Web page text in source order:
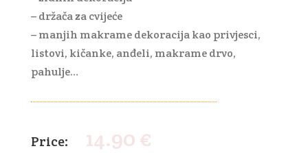
– držača za cvijeće
– manjih makrame dekoracija kao privjesci,
listovi, kičanke, anđeli, makrame drvo,
pahulje…
14.90€